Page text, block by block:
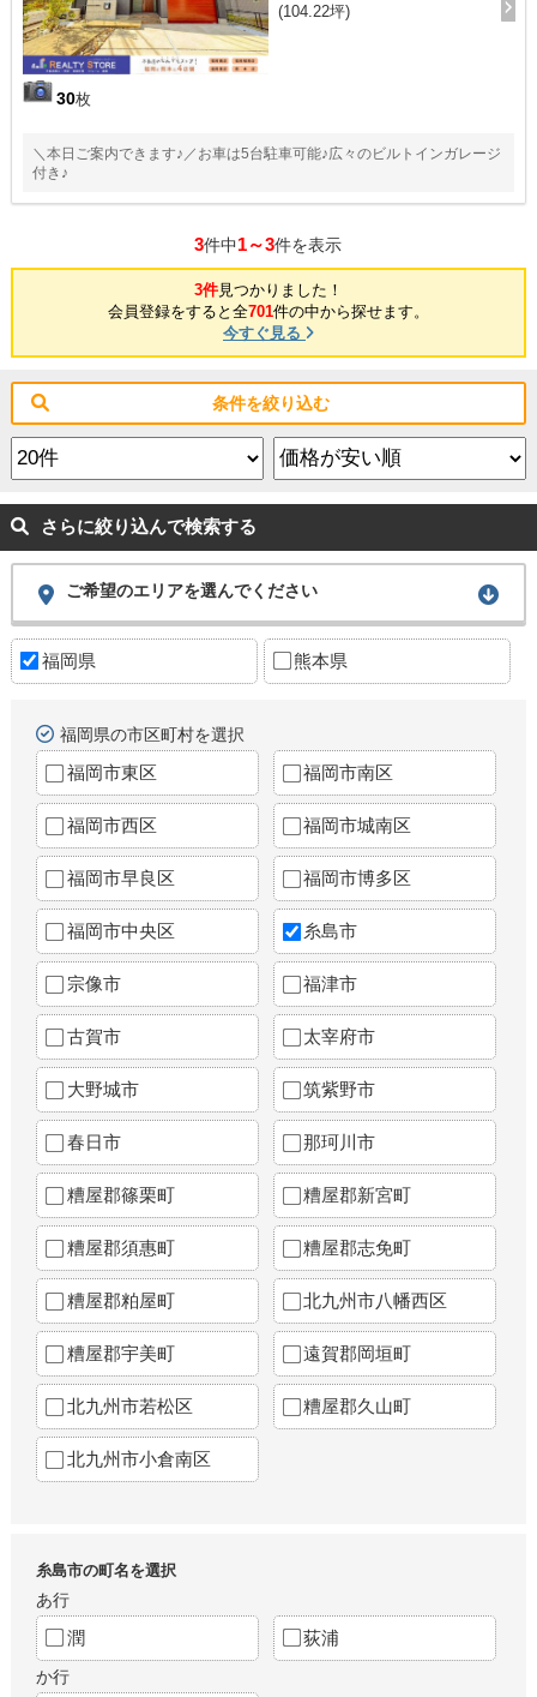
30枚
(104.22坪)
＼本日ご案内できます♪／お車は5台駐車可能♪広々のビルトインガレージ
付き♪
3件中1～3件を表示
3件見つかりました！
会員登録をすると全701件の中から探せます。
今すぐ見る
条件を絞り込む
さらに絞り込んで検索する
ご希望のエリアを選んでください
福岡県 熊本県
福岡県の市区町村を選択
福岡市東区 福岡市南区
福岡市西区 福岡市城南区
福岡市早良区 福岡市博多区
福岡市中央区 糸島市
宗像市 福津市
古賀市 太宰府市
大野城市 筑紫野市
春日市 那珂川市
糟屋郡篠栗町 糟屋郡新宮町
糟屋郡須惠町 糟屋郡志免町
糟屋郡粕屋町 北九州市八幡西区
糟屋郡宇美町 遠賀郡岡垣町
北九州市若松区 糟屋郡久山町
北九州市小倉南区
糸島市の町名を選択
あ行
潤 荻浦
か行